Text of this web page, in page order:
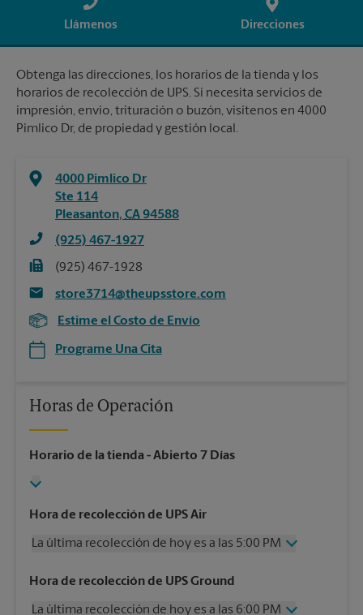
Llámenos Direcciones
Obtenga las direcciones, los horarios de la tienda y los
horarios de recolección de UPS. Si necesita servicios de
impresión, envío, trituración o buzón, visítenos en 4000
Pimlico Dr, de propiedad y gestión local.
4000 Pimlico Dr
Ste 114
Pleasanton, CA94588
(925) 467-1927
(925) 467-1928
store3714@theupsstore.com
Estime el Costo de Envío
Programe Una Cita
Horas de Operación
Horario de la tienda- Abierto 7 Días
Hora de recolección de UPS Air
La última recolección de hoy es a las 5:00 PM
Miércoles
5:00 PM
Hora de recolección de UPS Ground
La última recolección de hoy es a las 6:00 PM